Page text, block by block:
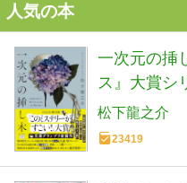
人気の本
一次元の挿
ス』大賞シ
松下龍之介
23419